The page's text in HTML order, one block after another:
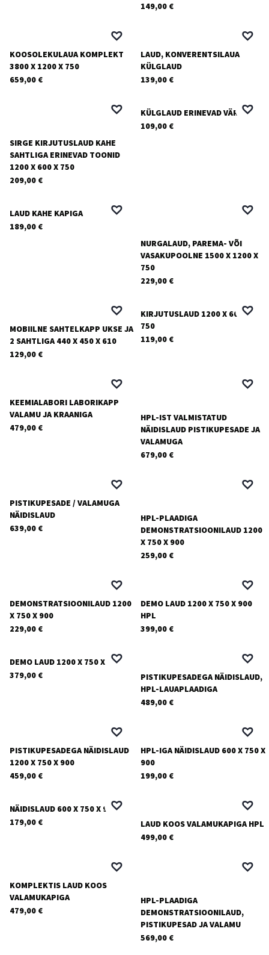
149,00 €
KOOSOLEKULAUA KOMPLEKT
3800 X 1200 X 750
659,00 €
LAUD, KONVERENTSILAUA
KÜLGLAUD
139,00 €
SIRGE KIRJUTUSLAUD KAHE
SAHTLIGA ERINEVAD TOONID
1200 X 600 X 750
209,00 €
KÜLGLAUD ERINEVAD VÄRVID
109,00 €
LAUD KAHE KAPIGA
189,00 €
NURGALAUD, PAREMA- VÕI
VASAKUPOOLNE 1500 X 1200 X
750
229,00 €
MOBIILNE SAHTELKAPP UKSE JA
2 SAHTLIGA 440 X 450 X 610
129,00 €
KIRJUTUSLAUD 1200 X 600 X
750
119,00 €
KEEMIALABORI LABORIKAPP
VALAMU JA KRAANIGA
479,00 €
HPL-IST VALMISTATUD
NÄIDISLAUD PISTIKUPESADE JA
VALAMUGA
679,00 €
PISTIKUPESADE / VALAMUGA
NÄIDISLAUD
639,00 €
HPL-PLAADIGA
DEMONSTRATSIOONILAUD 1200
X 750 X 900
259,00 €
DEMONSTRATSIOONILAUD 1200
X 750 X 900
229,00 €
DEMO LAUD 1200 X 750 X 900
HPL
399,00 €
DEMO LAUD 1200 X 750 X 900
379,00 €
PISTIKUPESADEGA NÄIDISLAUD,
HPL-LAUAPLAADIGA
489,00 €
PISTIKUPESADEGA NÄIDISLAUD
1200 X 750 X 900
459,00 €
HPL-IGA NÄIDISLAUD 600 X 750 X
900
199,00 €
NÄIDISLAUD 600 X 750 X 900
179,00 €
LAUD KOOS VALAMUKAPIGA HPL
499,00 €
KOMPLEKTIS LAUD KOOS
VALAMUKAPIGA
479,00 €
HPL-PLAADIGA
DEMONSTRATSIOONILAUD,
PISTIKUPESAD JA VALAMU
569,00 €